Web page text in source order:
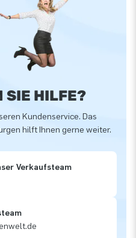
SIE HILFE?
Kundenservice. Das
hilft Ihnen gerne weiter.
Verkaufsteam